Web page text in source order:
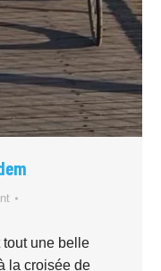
tout une belle
la croisée de